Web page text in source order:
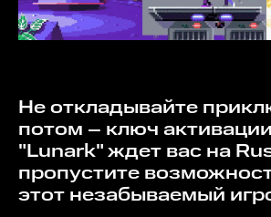
Не откладывайте приключение на
потом – ключ
"Lunark" ждет вас на
пропустите
этот незабываемый